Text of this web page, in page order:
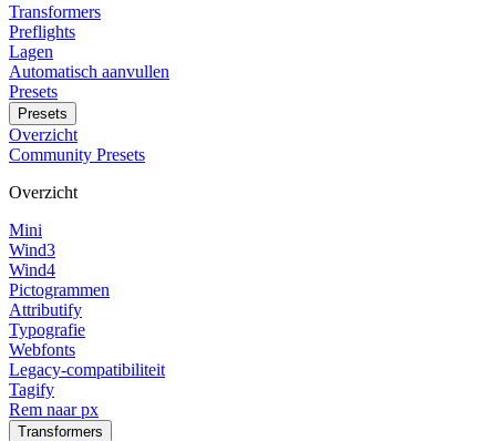
Transformers
Preflights
Lagen
Automatisch aanvullen
Presets
Presets
Overzicht
Community Presets
Overzicht
Mini
Wind3
Wind4
Pictogrammen
Attributify
Typografie
Webfonts
Legacy-compatibiliteit
Tagify
Rem naar px
Transformers